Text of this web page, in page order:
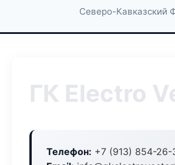
Северо-Кавказский
ГК Electro
Телефон: +7 (913) 854-26-